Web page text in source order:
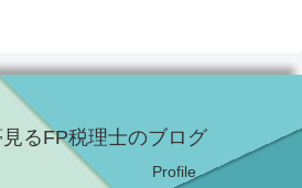
るFP税理士のブログ
Profile